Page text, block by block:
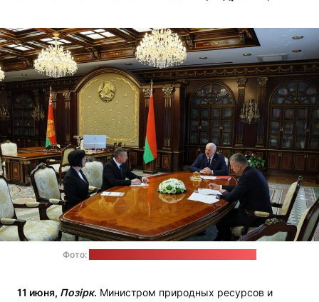
Фото:
11 июня, Позірк. Министром природных ресурсов и